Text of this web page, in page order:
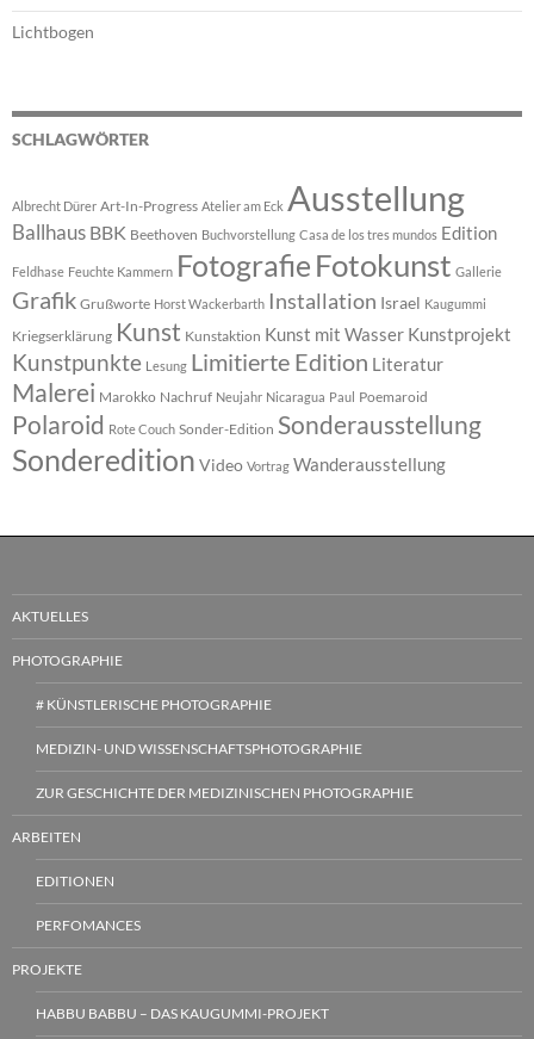
Lichtbogen
SCHLAGWÖRTER
Albrecht Dürer Art-In-Progress Atelier am Eck Ausstellung
Ballhaus BBK Beethoven Buchvorstellung Casa de los tres mundos Edition
Feldhase Feuchte Kammern Fotografie Fotokunst Gallerie
Grafik Grußworte Horst Wackerbarth Installation Israel Kaugummi
Kriegserklärung Kunst Kunstaktion Kunst mit Wasser Kunstprojekt
Kunstpunkte Lesung Limitierte Edition Literatur
Malerei Marokko Nachruf Neujahr Nicaragua Paul Poemaroid
Polaroid Rote Couch Sonder-Edition Sonderausstellung
Sonderedition Video Vortrag Wanderausstellung
AKTUELLES
PHOTOGRAPHIE
# KÜNSTLERISCHE PHOTOGRAPHIE
MEDIZIN- UND WISSENSCHAFTSPHOTOGRAPHIE
ZUR GESCHICHTE DER MEDIZINISCHEN PHOTOGRAPHIE
ARBEITEN
EDITIONEN
PERFOMANCES
PROJEKTE
HABBU BABBU – DAS KAUGUMMI-PROJEKT